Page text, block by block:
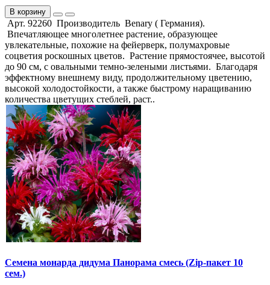
В корзину
Арт. 92260 Производитель Benary ( Германия).
Впечатляющее многолетнее растение, образующее
увлекательные, похожие на фейерверк, полумахровые
соцветия роскошных цветов. Растение прямостоячее, высотой
до 90 см, с овальными темно-зелеными листьями. Благодаря
эффектному внешнему виду, продолжительному цветению,
высокой холодостойкости, а также быстрому наращиванию
количества цветущих стеблей, раст..
Семена монарда дидума Панорама смесь (Zip-пакет 10
сем.)